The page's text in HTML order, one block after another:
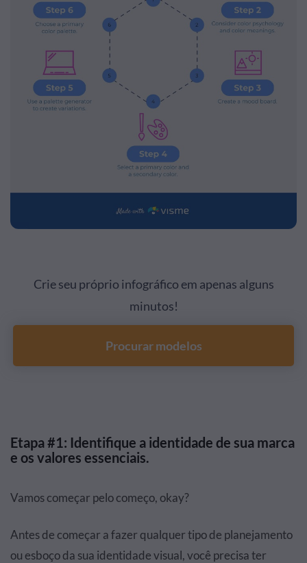
Crie seu próprio infográfico em apenas alguns
minutos!
Procurar modelos
Etapa #1: Identifique a identidade de sua marca
e os valores essenciais.
Vamos começar pelo começo, okay?
Antes de começar a fazer qualquer tipo de planejamento
ou esboço da sua identidade visual, você precisa ter